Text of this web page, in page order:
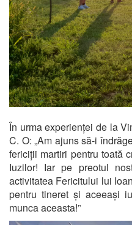
În urma experienței de la
C. O: „Am ajuns să-i
fericiții martiri pentru toată
Iuzilor! Iar pe preotul
activitatea Fericitului lui
pentru tineret și aceeași
munca aceasta!”